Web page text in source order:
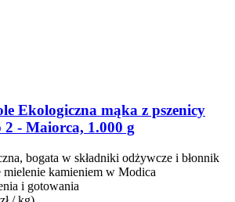
Ekologiczna mąka z pszenicy
-​ Maiorca, 1.000 g
bogata w składniki odżywcze i błonnik
mielenie kamieniem w Modica
i gotowania